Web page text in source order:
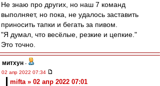
Не знаю про других, но наш 7 команд
выполняет, но пока, не удалось заставить
приносить тапки и бегать за пивом.
"Я думал, что весёлые, резкие и цепкие."
Это точно.
митхун -
02 апр 2022 07:34
mifta » 02 апр 2022 07:01